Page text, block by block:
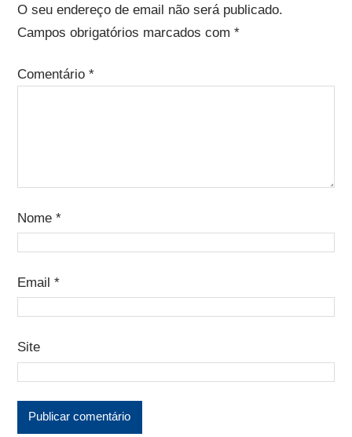
O seu endereço de email não será publicado.
Campos obrigatórios marcados com *
Comentário *
Nome *
Email *
Site